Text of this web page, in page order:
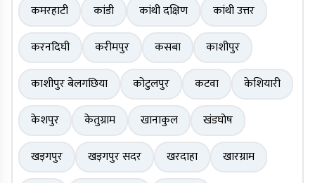
कमरहाटी
कांडी कांथी दक्षिण
कांथी उत्तर
करनदिघी
करीमपुर कसबा
काशीपुर
काशीपुर बेलगछिया
कोटुलपुर कटवा
केशियारी
केशपुर
केतुग्राम खानाकुल
खंडघोष
खड़गपुर
खड़गपुर सदर खरदाहा
खारग्राम